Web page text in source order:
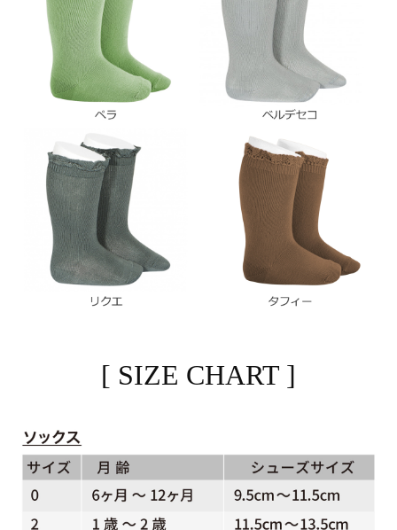
[ SIZE CHART ]